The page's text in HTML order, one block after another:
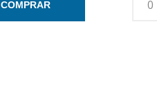
COMPRAR